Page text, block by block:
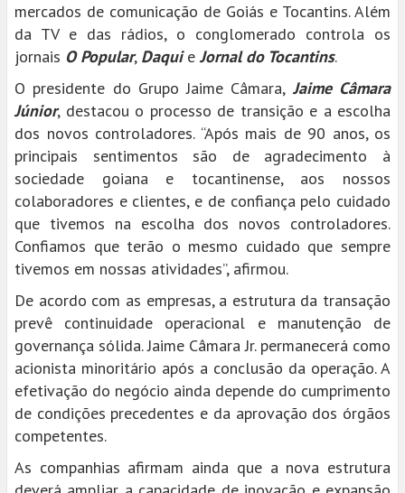
mercados de comunicação de Goiás e Tocantins. Além
da TV e das rádios, o conglomerado controla os
jornais O Popular, DaquieJornal do Tocantins.
O presidente do Grupo Jaime Câmara,Jaime Câmara
Júnior, destacou o processo de transição e a escolha
dos novos controladores. “Após mais de 90 anos, os
principais sentimentos são de agradecimento à
sociedade goiana e tocantinense, aos nossos
colaboradores e clientes, e de confiança pelo cuidado
que tivemos na escolha dos novos controladores.
Confiamos que terão o mesmo cuidado que sempre
tivemos em nossas atividades”, afirmou.
De acordo com as empresas, a estrutura da transação
prevê continuidade operacional e manutenção de
governança sólida. Jaime Câmara Jr. permanecerá como
acionista minoritário após a conclusão da operação. A
efetivação do negócio ainda depende do cumprimento
de condições precedentes e da aprovação dos órgãos
competentes.
As companhias afirmam ainda que a nova estrutura